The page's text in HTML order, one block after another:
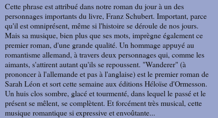
Cette phrase est attribué dans notre roman du jour à un des
personnages importants du livre, Franz Schubert. Important, parce
qu'il est omniprésent, même si l'histoire se déroule de nos jours.
Mais sa musique, bien plus que ses mots, imprègne également ce
premier roman, d'une grande qualité. Un hommage appuyé au
romantisme allemand, à travers deux personnages qui, comme les
aimants, s'attirent autant qu'ils se repoussent. "Wanderer" (à
prononcer à l'allemande et pas à l'anglaise) est le premier roman de
Sarah Léon et sort cette semaine aux éditions Héloïse d'Ormesson.
Un huis clos sombre, glacé et tourmenté, dans lequel le passé et le
présent se mêlent, se complètent. Et forcément très musical, cette
musique romantique si expressive et envoûtante...